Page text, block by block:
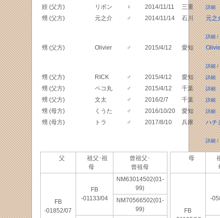
姪 (父方) リボン ♀ 2014/11/11 三重 詳細
甥 (父方) 元之介 ♂ 2014/11/14 石川 元之
詳細/
甥 (父方) Olivier ♂ 2015/4/12 愛知
詳細/
甥 (父方) RICK ♂ 2015/4/12 愛知 詳細
甥 (父方) ペコ丸 ♂ 2015/4/12 千葉 詳細
甥 (父方) 文太 ♂ 2016/2/7 千葉 詳細
甥 (母方) くうた ♂ 2016/10/20 愛知 詳細
甥 (母方) トラ ♂ 2017/8/10 兵庫 ハチ
詳細/
父
祖父･祖
母
曾祖父･
曾祖母
FB
-01852/07
FB
-01133/04
NM63014502(01-
99)
NM70566502(01-
99)
母
FB
-